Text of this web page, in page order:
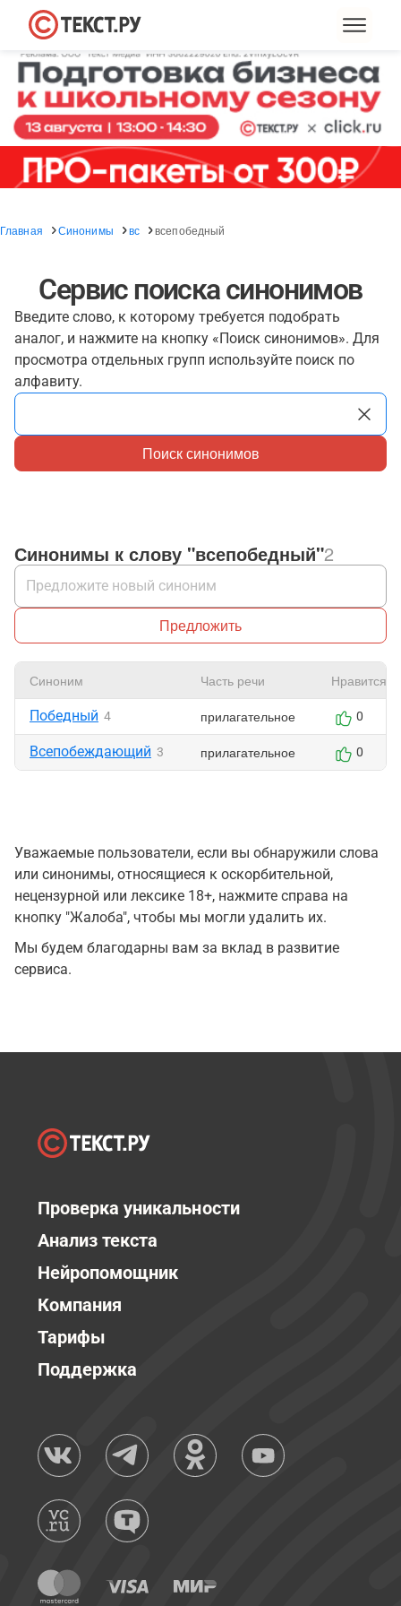
Главная Синонимы вс всепобедный
Сервис поиска синонимов
Введите слово, к которому требуется подобрать
аналог, и нажмите на кнопку «Поиск синонимов». Для
просмотра отдельных групп используйте поиск по
алфавиту.
Поиск синонимов
Синонимы к слову "всепобедный"2
Предложить
Синоним Часть речи Нравится
Победный 4 прилагательное 0
Всепобеждающий 3 прилагательное 0
Уважаемые пользователи, если вы обнаружили слова
или синонимы, относящиеся к оскорбительной,
нецензурной или лексике 18+, нажмите справа на
кнопку "Жалоба", чтобы мы могли удалить их.
Мы будем благодарны вам за вклад в развитие
сервиса.
Проверка уникальности
Анализ текста
Нейропомощник
Компания
Тарифы
Поддержка